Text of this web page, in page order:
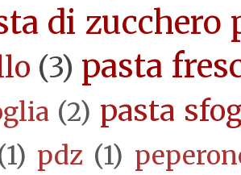
di zucchero
(3) pasta
(2) pasta
pdz (1)